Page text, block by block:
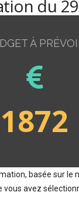
du
À
1872
basée sur le
avez